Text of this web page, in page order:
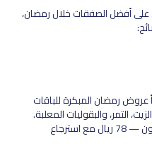
أفضل الصفقات خلال رمضان،
و9تمرات تبدأ عروض رمضان المبكرة للباقات
التمر، والبقوليات المعلبة.
مثال: “باقة أرز، بهارات وزيت على نون — 78 ريال مع استرجاع